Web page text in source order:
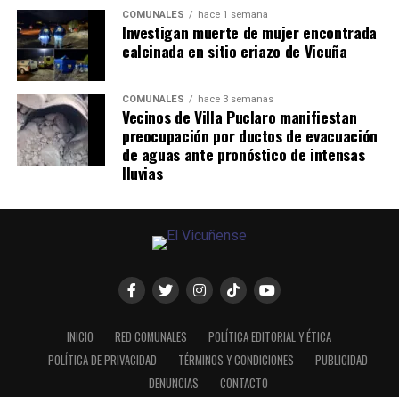
COMUNALES hace 1 semana
Investigan muerte de mujer encontrada
calcinada en sitio eriazo de Vicuña
COMUNALES hace 3 semanas
Vecinos de Villa Puclaro manifiestan
preocupación por ductos de evacuación
de aguas ante pronóstico de intensas
lluvias
INICIO RED COMUNALES
POLÍTICA EDITORIAL Y ÉTICA
POLÍTICA DE PRIVACIDAD
TÉRMINOS Y CONDICIONES
PUBLICIDAD
DENUNCIAS
CONTACTO